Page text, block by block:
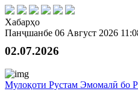
Хабарҳо
Панҷшанбе 06 Август 2026
02.07.2026
Мулоқоти Рустам Эмомалӣ бо